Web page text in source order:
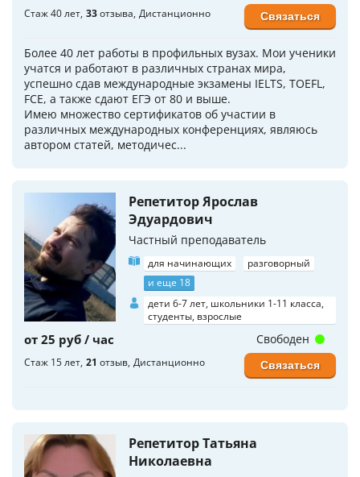
Стаж 40 лет 33отзыва Дистанционно
Более 40 лет работы в профильных вузах. Мои ученики
учатся и работают в различных странах мира,
успешно сдав международные экзамены IELTS, TOEFL,
FCE, а также сдают ЕГЭ от 80 и выше.
Имею множество сертификатов об участии в
различных международных конференциях, являюсь
автором статей, методичес...
Связаться
Репетитор Ярослав
Эдуардович
Частный преподаватель
для начинающих
разговорный
и еще 18
дети 6-7 лет, школьники 1-11 класса,
студенты, взрослые
от 25 руб / час
Стаж 15 лет 21 отзыв Дистанционно
Свободен
Связаться
Репетитор Татьяна
Николаевна